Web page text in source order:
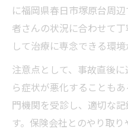
に福岡県春日市塚原台周
者さんの状況に合わせて
して治療に専念できる環境
注意点として、事故直後
ら症状が悪化することも
門機関を受診し、適切な
す。保険会社とのやり取